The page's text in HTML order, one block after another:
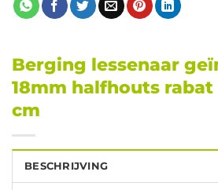
Berging lessenaar
18mm halfhouts rabat
cm
BESCHRIJVING